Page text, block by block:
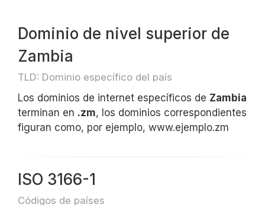
Dominio de nivel superior de
Zambia
TLD: Dominio específico del país
Los dominios de internet específicos de Zambia
terminan en .zm, los dominios correspondientes
figuran como, por ejemplo, www.ejemplo.zm
ISO 3166-1
Códigos de países